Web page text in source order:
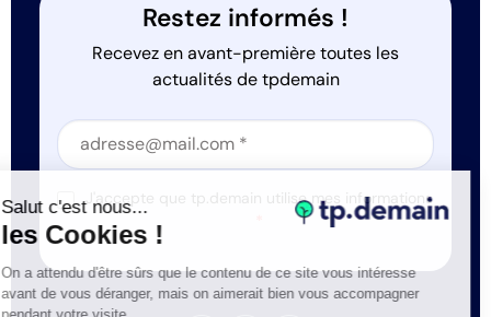
Restez informés !
Recevez en avant-première toutes les
actualités de tpdemain
Section
Section
J'accepte que tp.demain utilise mes informations
Salut c'est nous...
les Cookies !
On a attendu d'être sûrs que le contenu de ce site vous intéresse
avant de vous déranger, mais on aimerait bien vous accompagner
pendant votre visite...